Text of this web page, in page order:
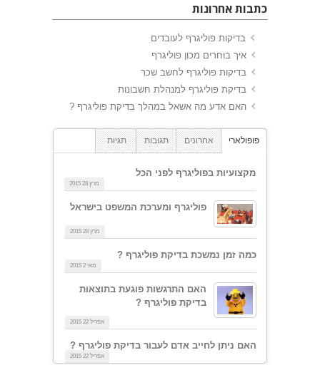
כתבות אחרונות
בדיקות פוליגרף לעובדים
איך בוחרים מכון פוליגרף
בדיקות פוליגרף לחשב שכר
בדיקת פוליגרף למנהלת חשבונות
האם אדע מה אשאל במהלך בדיקת פוליגרף ?
פופולארי אחרונים תגובות תגיות
מקצועיות בפוליגרף לפני הכל
מרץ 28 2015
פוליגרף ומערכת המשפט בישראל
מרץ 28 2015
כמה זמן נמשכת בדיקת פוליגרף ?
מאי 2 2015
האם התרגשות פוגעת בתוצאות
בדיקת פוליגרף ?
אפריל 22 2015
האם ניתן לחייב אדם לעבור בדיקת פוליגרף ?
אפריל 22 2015